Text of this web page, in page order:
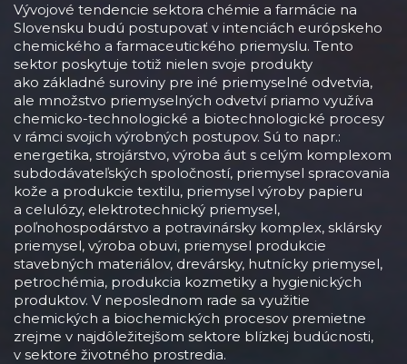
Vývojové tendencie sektora chémie a farmácie na
Slovensku budú postupovať v intenciách európskeho
chemického a farmaceutického priemyslu. Tento
sektor poskytuje totiž nielen svoje produkty
ako základné suroviny pre iné priemyselné odvetvia,
ale množstvo priemyselných odvetví priamo využíva
chemicko-technologické a biotechnologické procesy
v rámci svojich výrobných postupov. Sú to napr.:
energetika, strojárstvo, výroba áut s celým komplexom
subdodávateľských spoločností, priemysel spracovania
kože a produkcie textilu, priemysel výroby papieru
a celulózy, elektrotechnický priemysel,
poľnohospodárstvo a potravinársky komplex, sklársky
priemysel, výroba obuvi, priemysel produkcie
stavebných materiálov, drevársky, hutnícky priemysel,
petrochémia, produkcia kozmetiky a hygienických
produktov. V neposlednom rade sa využitie
chemických a biochemických procesov premietne
zrejme v najdôležitejšom sektore blízkej budúcnosti,
v sektore životného prostredia.